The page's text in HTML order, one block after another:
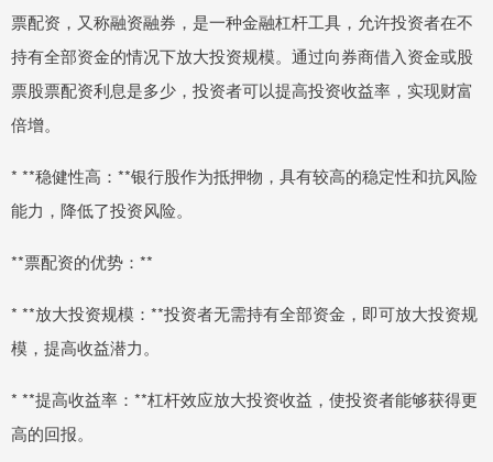
票配资，又称融资融券，是一种金融杠杆工具，允许投资者在不
持有全部资金的情况下放大投资规模。通过向券商借入资金或股
票股票配资利息是多少，投资者可以提高投资收益率，实现财富
倍增。
* **稳健性高：**银行股作为抵押物，具有较高的稳定性和抗风险
能力，降低了投资风险。
**票配资的优势：**
* **放大投资规模：**投资者无需持有全部资金，即可放大投资规
模，提高收益潜力。
* **提高收益率：**杠杆效应放大投资收益，使投资者能够获得更
高的回报。